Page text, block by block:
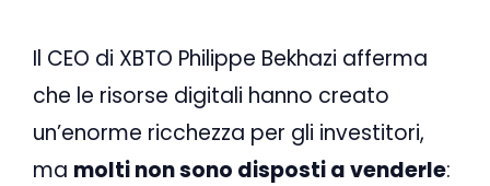
Il CEO di XBTO Philippe Bekhazi afferma
che le risorse digitali hanno creato
un’enorme ricchezza per gli investitori,
ma molti non sono disposti a venderle: